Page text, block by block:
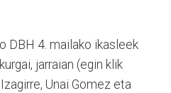
DBH 4. mailako ikasleek
jarraian (egin klik
Unai Gomez eta